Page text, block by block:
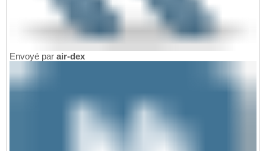
Envoyé par air-dex